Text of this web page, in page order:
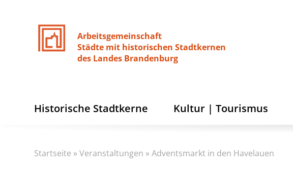
Arbeitsgemeinschaft
Städte mit historischen Stadtkernen
des Landes Brandenburg
Historische Stadtkerne Kultur | Tourismus
Startseite »Veranstaltungen »Adventsmarkt in den Havelauen